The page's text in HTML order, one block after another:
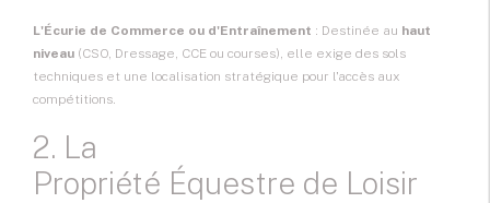
L'Écurie de Commerce ou d'Entraînement : Destinée au haut
niveau (CSO, Dressage, CCE ou courses), elle exige des sols
techniques et une localisation stratégique pour l'accès aux
compétitions.
2. La
Propriété Équestre de Loisir